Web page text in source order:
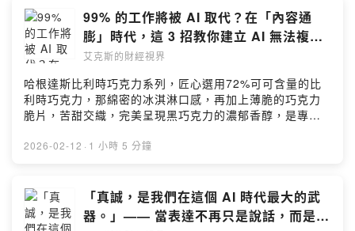
不該預設「目標價」。賣掉會漲的股票去追落後補漲股，
往往是散戶績效落後的主因。4. Covered Call 策略：上班
族的神級策略！持有現股（如 0050）並將其匯入期貨戶頭
當保證金，每月賣出價外 20% 的買權（Sell Call）。這樣
做不僅能賺股息，還能多賺權利金，績效直接打敗大盤。
5. 泡沫論的真相：針對 AI 是否是 2000 年網路泡沫翻
版，輝哥從「現金流」角度分析——當年的 .com 公司都
國，兩者本質完全不同。6. 投資組合配置：不追求「預期
期貨與現貨的價差（逆價差轉正價差）進行套利（如台積
電個股期），雖然是辛苦錢，但對於大資金來說是極佳的
停泊處。8. 職場危機感：重複性高、缺乏原創性的工作
原始數據（Raw Data）才能避免「模擬賺錢、實戰賠
錢」。-清洗數據的智慧：利用 AI 快速標註異常數據（如
錯價），原本人工需要滑動數小時檢查的資料，AI 按下按
鈕瞬間完成。-AI 閱讀財報與書籍：面對長篇大論的外資報
PDF 丟入 NotebookLM 進行深度對話與重點提煉。-
Prompt 技巧：使用 AI 時，除了「催眠」AI 扮演專家（如
外科醫師、資深工程師），更重要的是**「告訴它你是誰」
提供符合你能力範圍的建議。-微軟 vs. Google：羊叔看
的市場（如中國企業與政府單位）。-Covered Call 策
略：針對長期看好的持股（如微軟），透過賣出買權（Sell
透過瑜伽修復身體的過程中，竟意外開啟了與內在靈性對
話的大門。這不是一個關於奇蹟康復的故事，而是一段關
於「覺醒」的旅程。當人生走到低谷，一個轉念、一個來
自宇宙的訊號，都可能是翻轉生命的契機。本集來賓天使
老師，將分享她如何從身心靈的視角，觀察到我們在數位
世界中的「分身」——社群頭像，其實正是我們潛意識最
真實的投射。或許，改變運氣不需要大費周章，試著從檢
視那張代表你的照片開始，調整頻率，讓內在的光亮重新
顯化在生活之中。本集深度啟發✨ 關於「數位風水」與潛
的概念，這不僅是迷信，更是一種心理學上的觀察。當我
們選擇一張背景雜亂、或是表情陰鬱的照片時，往往反映
了當下內心的混亂與糾結。透過有意識地選擇明亮、清晰
99% 的工作將被 AI 取代？在「內容通
膨」時代，這 3 招教你建立 AI 無法複製
的個人護城河：謝銘元專訪 Add.one 創
辦人 Max
艾克斯的財經視界
哈根達斯比利時巧克力系列，匠心選用72%可可含量的比
利時巧克力，那綿密的冰淇淋口感，再加上薄脆的巧克力
脆片，苦甜交織，完美呈現黑巧克力的濃郁香醇，是專屬
以上為 Firstory Podcast 廣告 ——AI 生成內容大爆發的
國際創辦人 Max，他不僅創下年菜業績翻倍的驚人紀錄，
更站在科技最前線，大膽預言未來三年的網路生態！從企
業導入 AI 的「無痛落地法」，到面對 Deepfake 與假內
2026-02-12 · 1 小時 5 分鐘
「真誠，是我們在這個 AI 時代最大的武
器。」—— 當表達不再只是說話，而是靈